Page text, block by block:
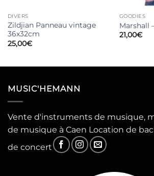
DIVERS
Zildjian Panneau vintage
36x32cm
25,00€
GOODIES
Marshall
21,00€
MUSIC'HEMANN
Vente d'instruments de musique,
de musique à Caen Location de
de concert